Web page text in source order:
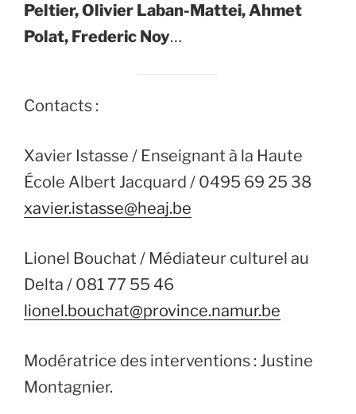
Peltier, Olivier Laban-Mattei, Ahmet
Polat, Frederic Noy…
Contacts :
Xavier Istasse / Enseignant à la Haute
École Albert Jacquard / 0495 69 25 38
xavier.istasse@heaj.be
Lionel Bouchat / Médiateur culturel au
Delta / 081 77 55 46
lionel.bouchat@province.namur.be
Modératrice des interventions : Justine
Montagnier.